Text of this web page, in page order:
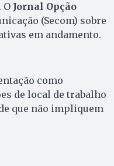
OJornal Opção
(Secom) sobre
em andamento.
como
de local de trabalho
que não impliquem